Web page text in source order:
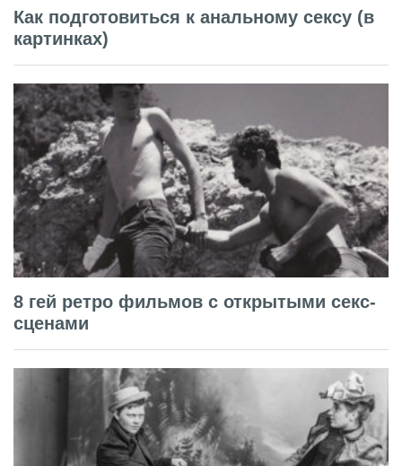
Как подготовиться к анальному сексу (в
картинках)
8 гей ретро фильмов с открытыми секс-
сценами